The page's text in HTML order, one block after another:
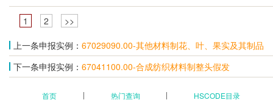
1 2
>>
上一条申报实例： 67029090.00-其他材料制花、叶、果实及其制品
下一条申报实例： 67041100.00-合成纺织材料制整头假发
首页 热门查询 HSCODE目录